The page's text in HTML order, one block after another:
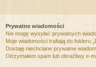
Prywatne wiadomości
Nie mogę wysyłać prywatnych
Moje wiadomości trafiają do folderu
Dostaję niechciane prywatne
Otrzymałem spam lub obraźliwy e-